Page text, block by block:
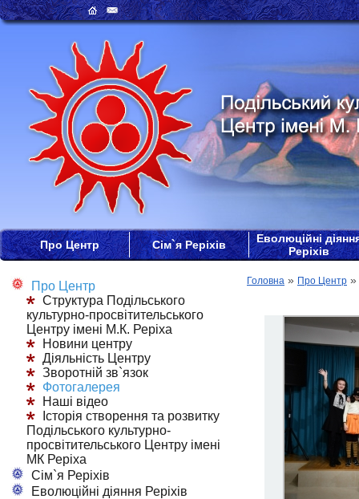
Про Центр Сім`я Реріхів
Еволюційні
Реріхів
Про Центр
Структура Подільського
культурно-просвітительського
Центру імені М.К. Реріха
Новини центру
Діяльність Центру
Зворотній зв`язок
Фотогалерея
Наші відео
Історія створення та розвитку
Подільського культурно-
просвітительського Центру імені
МК Реріха
Сім`я Реріхів
Еволюційні діяння Реріхів
Головна » Про Центр »